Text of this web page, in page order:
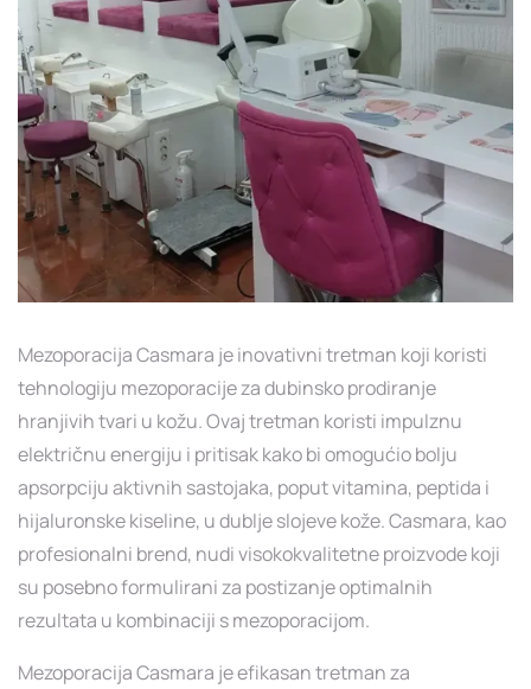
Mezoporacija Casmara je inovativni tretman koji koristi
tehnologiju mezoporacije za dubinsko prodiranje
hranjivih tvari u kožu. Ovaj tretman koristi impulznu
električnu energiju i pritisak kako bi omogućio bolju
apsorpciju aktivnih sastojaka, poput vitamina, peptida i
hijaluronske kiseline, u dublje slojeve kože. Casmara, kao
profesionalni brend, nudi visokokvalitetne proizvode koji
su posebno formulirani za postizanje optimalnih
rezultata u kombinaciji s mezoporacijom.
Mezoporacija Casmara je efikasan tretman za